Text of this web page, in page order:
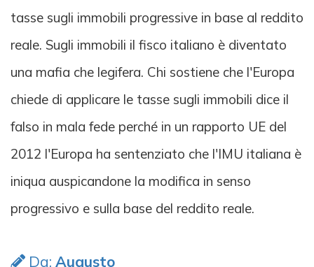
tasse sugli immobili progressive in base al reddito
reale. Sugli immobili il fisco italiano è diventato
una mafia che legifera. Chi sostiene che l'Europa
chiede di applicare le tasse sugli immobili dice il
falso in mala fede perché in un rapporto UE del
2012 l'Europa ha sentenziato che l'IMU italiana è
iniqua auspicandone la modifica in senso
progressivo e sulla base del reddito reale.
Da: Augusto